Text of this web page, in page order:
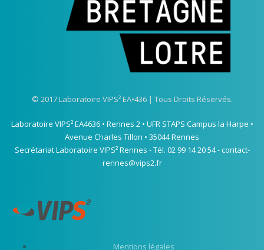
© 2017 Laboratoire VIPS² EA•436 | Tous Droits Réservés.
Laboratoire VIPS² EA4636 • Rennes 2 • UFR STAPS Campus la Harpe •
Avenue Charles Tillon • 35044 Rennes
Secrétariat Laboratoire VIPS² Rennes - Tél. 02 99 14 20 54 -contact-
rennes@vips2.fr
Mentions légales